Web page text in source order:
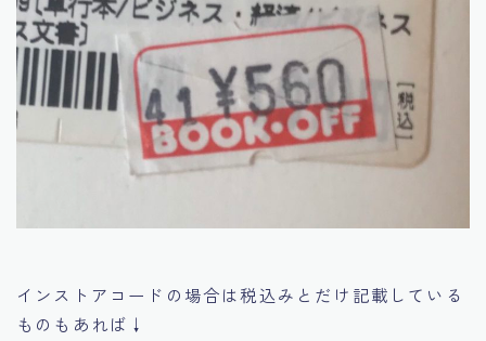
インストアコードの場合は税込みとだけ記載している
ものもあれば↓